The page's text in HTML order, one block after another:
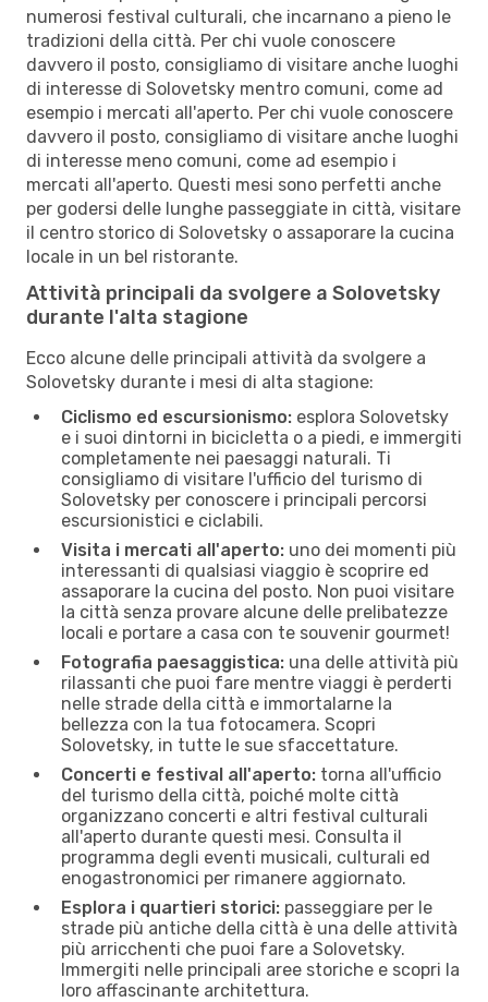
numerosi festival culturali, che incarnano a pieno le
tradizioni della città. Per chi vuole conoscere
davvero il posto, consigliamo di visitare anche luoghi
di interesse di Solovetsky mentro comuni, come ad
esempio i mercati all'aperto. Per chi vuole conoscere
davvero il posto, consigliamo di visitare anche luoghi
di interesse meno comuni, come ad esempio i
mercati all'aperto. Questi mesi sono perfetti anche
per godersi delle lunghe passeggiate in città, visitare
il centro storico di Solovetsky o assaporare la cucina
locale in un bel ristorante.
Attività principali da svolgere a Solovetsky
durante l'alta stagione
Ecco alcune delle principali attività da svolgere a
Solovetsky durante i mesi di alta stagione:
Ciclismo ed escursionismo: esplora Solovetsky
e i suoi dintorni in bicicletta o a piedi, e immergiti
completamente nei paesaggi naturali. Ti
consigliamo di visitare l'ufficio del turismo di
Solovetsky per conoscere i principali percorsi
escursionistici e ciclabili.
Visita i mercati all'aperto: uno dei momenti più
interessanti di qualsiasi viaggio è scoprire ed
assaporare la cucina del posto. Non puoi visitare
la città senza provare alcune delle prelibatezze
locali e portare a casa con te souvenir gourmet!
Fotografia paesaggistica: una delle attività più
rilassanti che puoi fare mentre viaggi è perderti
nelle strade della città e immortalarne la
bellezza con la tua fotocamera. Scopri
Solovetsky, in tutte le sue sfaccettature.
Concerti e festival all'aperto: torna all'ufficio
del turismo della città, poiché molte città
organizzano concerti e altri festival culturali
all'aperto durante questi mesi. Consulta il
programma degli eventi musicali, culturali ed
enogastronomici per rimanere aggiornato.
Esplora i quartieri storici: passeggiare per le
strade più antiche della città è una delle attività
più arricchenti che puoi fare a Solovetsky.
Immergiti nelle principali aree storiche e scopri la
loro affascinante architettura.